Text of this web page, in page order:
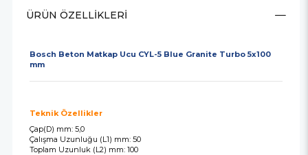
ÜRÜN ÖZELLIKLERI
Bosch Beton Matkap Ucu CYL-5 Blue Granite Turbo 5x100
mm
Teknik Özellikler
Çap(D) mm: 5,0
Çalışma Uzunluğu (L1) mm: 50
Toplam Uzunluk (L2) mm: 100